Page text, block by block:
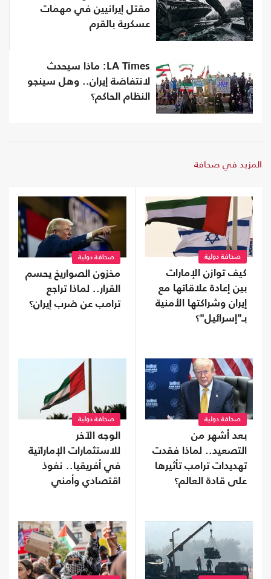
مقتل إيرانيين في مهمات
عسكرية بالقرم
LA Times: ماذا سيحدث
لانتفاضة إيران.. وهل سينجو
النظام الحاكم؟
المزيد في صحافة
صحافة دولية
كيف توازن الإمارات
بين إعادة علاقاتها مع
إيران وشراكتها الأمنية
بـ"إسرائيل"؟
صحافة دولية
مخزون الصواريخ يحسم
القرار.. لماذا تراجع
ترامب عن ضرب إيران؟
صحافة دولية
بعد أشهر من
التصعيد.. لماذا فقدت
تهديدات ترامب تأثيرها
على قادة العالم؟
صحافة دولية
الوجه الآخر
للاستثمارات الإماراتية
في أفريقيا.. نفوذ
اقتصادي وأمني